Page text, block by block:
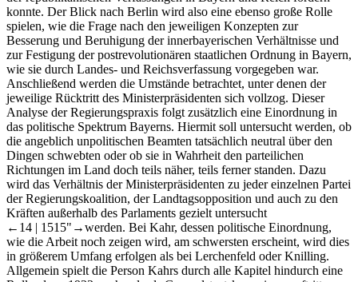
konnte. Der Blick nach Berlin wird also eine ebenso große Rolle
spielen, wie die Frage nach den jeweiligen Konzepten zur
Besserung und Beruhigung der innerbayerischen Verhältnisse und
zur Festigung der postrevolutionären staatlichen Ordnung in Bayern,
wie sie durch Landes- und Reichsverfassung vorgegeben war.
Anschließend werden die Umstände betrachtet, unter denen der
jeweilige Rücktritt des Ministerpräsidenten sich vollzog. Dieser
Analyse der Regierungspraxis folgt zusätzlich eine Einordnung in
das politische Spektrum Bayerns. Hiermit soll untersucht werden, ob
die angeblich unpolitischen Beamten tatsächlich neutral über den
Dingen schwebten oder ob sie in Wahrheit den parteilichen
Richtungen im Land doch teils näher, teils ferner standen. Dazu
wird das Verhältnis der Ministerpräsidenten zu jeder einzelnen Partei
der Regierungskoalition, der Landtagsopposition und auch zu den
Kräften außerhalb des Parlaments gezielt untersucht
←14 | 1515"→werden. Bei Kahr, dessen politische Einordnung,
wie die Arbeit noch zeigen wird, am schwersten erscheint, wird dies
in größerem Umfang erfolgen als bei Lerchenfeld oder Knilling.
Allgemein spielt die Person Kahrs durch alle Kapitel hindurch eine